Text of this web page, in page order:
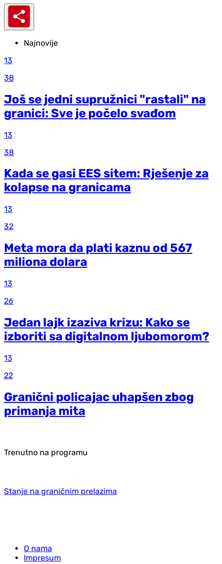
Najnovije
13
38
Još se jedni supružnici "rastali" na
granici: Sve je počelo svađom
13
38
Kada se gasi EES sitem: Rješenje za
kolapse na granicama
13
32
Meta mora da plati kaznu od 567
miliona dolara
13
26
Jedan lajk izaziva krizu: Kako se
izboriti sa digitalnom ljubomorom?
13
22
Granični policajac uhapšen zbog
primanja mita
Trenutno na programu
Stanje na graničnim prelazima
O nama
Impresum